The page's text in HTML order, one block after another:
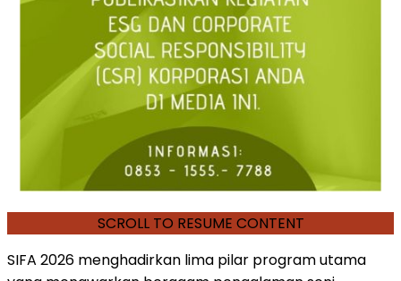
SCROLL TO RESUME CONTENT
SIFA 2026 menghadirkan lima pilar program utama